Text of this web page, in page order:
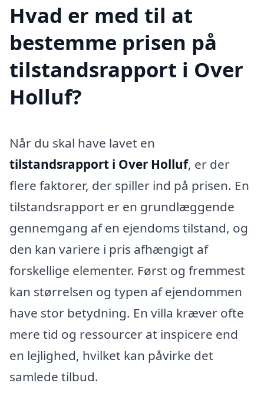
Hvad er med til at
bestemme prisen på
tilstandsrapport i Over
Holluf?
Når du skal have lavet en
tilstandsrapport i Over Holluf, er der
flere faktorer, der spiller ind på prisen. En
tilstandsrapport er en grundlæggende
gennemgang af en ejendoms tilstand, og
den kan variere i pris afhængigt af
forskellige elementer. Først og fremmest
kan størrelsen og typen af ejendommen
have stor betydning. En villa kræver ofte
mere tid og ressourcer at inspicere end
en lejlighed, hvilket kan påvirke det
samlede tilbud.